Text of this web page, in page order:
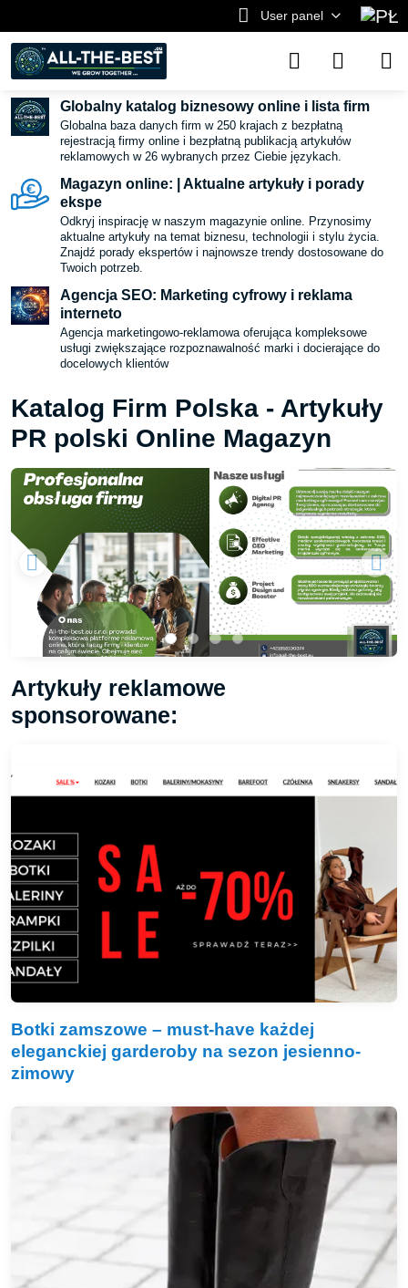
User panel
Globalny katalog biznesowy online i lista firm
Globalna baza danych firm w 250 krajach z bezpłatną
rejestracją firmy online i bezpłatną publikacją artykułów
reklamowych w 26 wybranych przez Ciebie językach.
Magazyn online: | Aktualne artykuły i porady
ekspe
Odkryj inspirację w naszym magazynie online. Przynosimy
aktualne artykuły na temat biznesu, technologii i stylu życia.
Znajdź porady ekspertów i najnowsze trendy dostosowane do
Twoich potrzeb.
Agencja SEO: Marketing cyfrowy i reklama
interneto
Agencja marketingowo-reklamowa oferująca kompleksowe
usługi zwiększające rozpoznawalność marki i docierające do
docelowych klientów
Katalog Firm Polska - Artykuły
PR polski Online Magazyn
Artykuły reklamowe
sponsorowane:
Botki zamszowe – must-have każdej
eleganckiej garderoby na sezon jesienno-
zimowy